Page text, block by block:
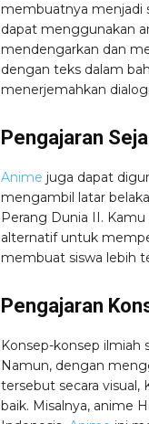
membuatnya menjadi
dapat menggunakan
mendengarkan dan
dengan teks dalam
menerjemahkan
Pengajaran
Anime juga dapat
mengambil latar
Perang Dunia II.
alternatif untuk
membuat siswa lebih
Pengajaran
Konsep-konsep ilmiah
Namun, dengan
tersebut secara
baik. Misalnya, anime